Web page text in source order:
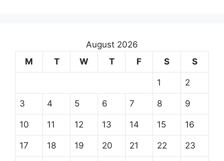
August 2026
M
T W T F S S
1 2
3 4 5 6 7 8 9
10 11 12 13 14 15 16
17 18 19 20 21 22 23